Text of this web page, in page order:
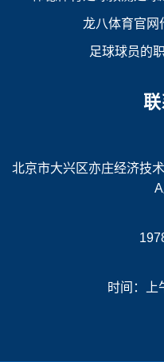
龙八体育官网
足球球员的
北京市大兴区亦庄经济技
时间：上